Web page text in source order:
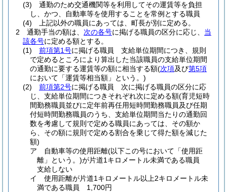
(3)
通勤のため交通機関等を利用してその運賃等を負担
し、かつ、自動車等を使用することを常例とする職員
(4)
上記以外の職員にあっては、町長が別に定める。
2
通勤手当の額は、 次の各号に掲げる職員の区分に応じ、 当
該各号に定める額とする。
(1)
前項第1号に掲げる職員 支給単位期間につき、規則
で定めるところにより算出した当該職員の支給単位期間
の通勤に要する運賃等の額に相当する額(次項及び第5項
において「運賃等相当額」という。)
(2)
前項第2号に掲げる職員 次に掲げる職員の区分に応
じ、支給単位期間につきそれぞれ次に定める額(育児短時
間勤務職員並びに定年前再任用短時間勤務職員及び任期
付短時間勤務職員のうち、支給単位期間当たりの通勤回
数を考慮して規則で定める職員にあっては、その額か
ら、その額に規則で定める割合を乗じて得た額を減じた
額)
ア
自動車等の使用距離(以下この号において「使用距
離」という。)が片道1キロメートル未満である職員
支給しない
イ
使用距離が片道1キロメートル以上2キロメートル未
満である職員 1,700円